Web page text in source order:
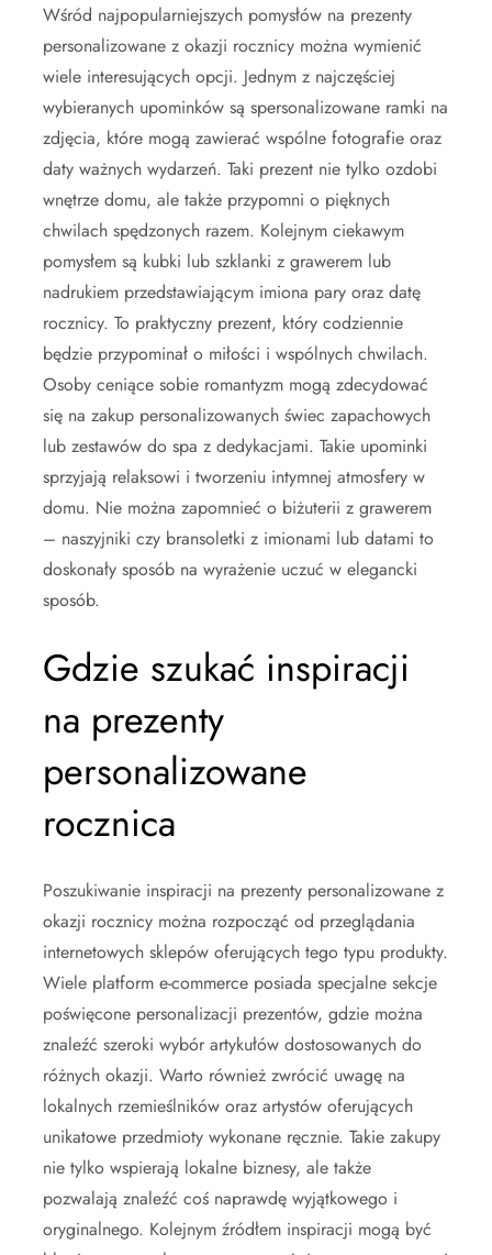
Wśród najpopularniejszych pomysłów na prezenty
personalizowane z okazji rocznicy można wymienić
wiele interesujących opcji. Jednym z najczęściej
wybieranych upominków są spersonalizowane ramki na
zdjęcia, które mogą zawierać wspólne fotografie oraz
daty ważnych wydarzeń. Taki prezent nie tylko ozdobi
wnętrze domu, ale także przypomni o pięknych
chwilach spędzonych razem. Kolejnym ciekawym
pomysłem są kubki lub szklanki z grawerem lub
nadrukiem przedstawiającym imiona pary oraz datę
rocznicy. To praktyczny prezent, który codziennie
będzie przypominał o miłości i wspólnych chwilach.
Osoby ceniące sobie romantyzm mogą zdecydować
się na zakup personalizowanych świec zapachowych
lub zestawów do spa z dedykacjami. Takie upominki
sprzyjają relaksowi i tworzeniu intymnej atmosfery w
domu. Nie można zapomnieć o biżuterii z grawerem
– naszyjniki czy bransoletki z imionami lub datami to
doskonały sposób na wyrażenie uczuć w elegancki
sposób.
Gdzie szukać inspiracji
na prezenty
personalizowane
rocznica
Poszukiwanie inspiracji na prezenty personalizowane z
okazji rocznicy można rozpocząć od przeglądania
internetowych sklepów oferujących tego typu produkty.
Wiele platform e-commerce posiada specjalne sekcje
poświęcone personalizacji prezentów, gdzie można
znaleźć szeroki wybór artykułów dostosowanych do
różnych okazji. Warto również zwrócić uwagę na
lokalnych rzemieślników oraz artystów oferujących
unikatowe przedmioty wykonane ręcznie. Takie zakupy
nie tylko wspierają lokalne biznesy, ale także
pozwalają znaleźć coś naprawdę wyjątkowego i
oryginalnego. Kolejnym źródłem inspiracji mogą być